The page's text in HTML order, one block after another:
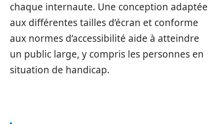
chaque internaute. Une conception adaptée
aux différentes tailles d’écran et conforme
aux normes d’accessibilité aide à atteindre
un public large, y compris les personnes en
situation de handicap.